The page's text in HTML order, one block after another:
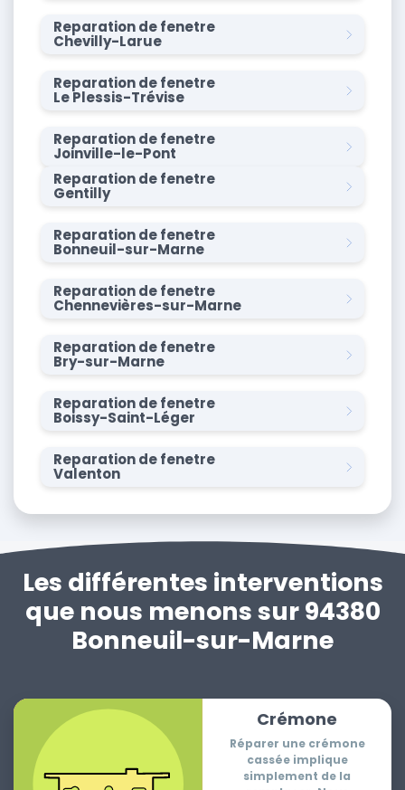
Reparation de fenetre
Chevilly-Larue
Reparation de fenetre
Le Plessis-Trévise
Reparation de fenetre
Joinville-le-Pont
Reparation de fenetre
Gentilly
Reparation de fenetre
Bonneuil-sur-Marne
Reparation de fenetre
Chennevières-sur-Marne
Reparation de fenetre
Bry-sur-Marne
Reparation de fenetre
Boissy-Saint-Léger
Reparation de fenetre
Valenton
Les différentes interventions
que nous menons sur 94380
Bonneuil-sur-Marne
Crémone
Réparer une crémone
cassée implique
simplement de la